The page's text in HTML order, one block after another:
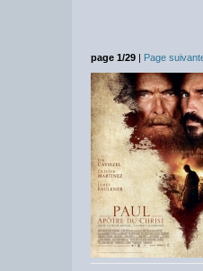
page 1/29 | Page